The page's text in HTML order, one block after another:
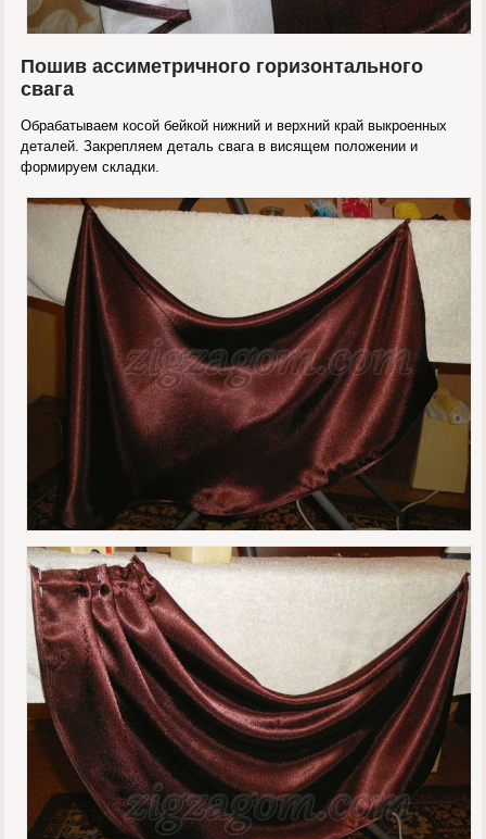
Пошив ассиметричного горизонтального
свага
Обрабатываем косой бейкой нижний и верхний край выкроенных
деталей. Закрепляем деталь свага в висящем положении и
формируем складки.